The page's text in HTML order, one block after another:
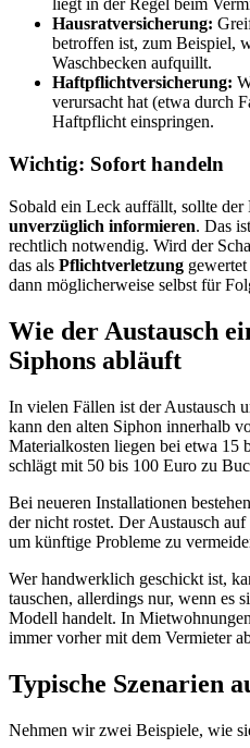
liegt in der Regel beim
Hausratversicherung:
betroffen ist, zum Beispiel,
Waschbecken aufquillt.
Haftpflichtversicherung:
verursacht hat (etwa durch
Haftpflicht einspringen.
Wichtig: Sofort handeln
Sobald ein Leck auffällt, sollte der
unverzüglich informieren. Das
rechtlich notwendig. Wird der
das als Pflichtverletzung
dann möglicherweise selbst für
Wie der Austausch
Siphons abläuft
In vielen Fällen ist der Austausch
kann den alten Siphon innerhalb
Materialkosten liegen bei etwa 15
schlägt mit 50 bis 100 Euro zu
Bei neueren Installationen
der nicht rostet. Der Austausch
um künftige Probleme zu
Wer handwerklich geschickt ist,
tauschen, allerdings nur, wenn es
Modell handelt. In
immer vorher mit dem Vermieter
Typische Szenarien
Nehmen wir zwei Beispiele, wie